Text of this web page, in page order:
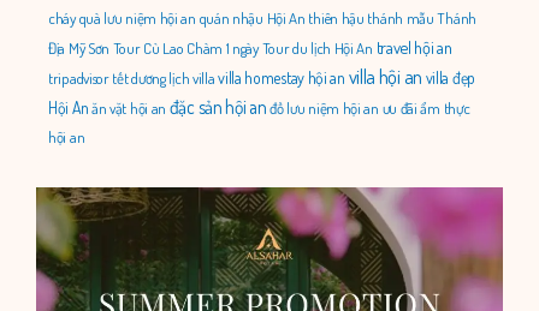
cháyquà lưu niệm hội an quán nhậu Hội An thiên hậu thánh mẫu Thánh
Địa Mỹ Sơn Tour Cù Lao Chàm 1 ngàyTour du lịch Hội An travel hội an
tripadvisor tết dương lịchvillavilla homestay hội an villa hội an villa đẹp
Hội Anăn vặt hội an đặc sản hội an đồ lưu niệm hội an ưu đãi ẩm thực
hội an